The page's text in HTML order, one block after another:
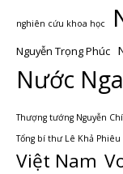
nghiên cứu khoa học
Nguyễn Trọng Phúc
Nước Nga
Thượng tướng Nguyễn
Tổng bí thư Lê Khả Phiêu
Việt Nam